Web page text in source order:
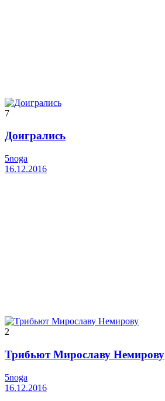
7
Доигрались
5noga
16.12.2016
2
Трибьют Мирославу Немирову
5noga
16.12.2016